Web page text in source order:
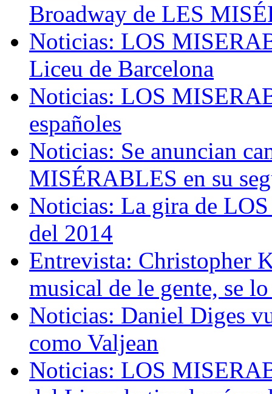
Broadway de LES
Noticias: LOS
Liceu de Barcelona
Noticias: LOS
españoles
Noticias: Se anuncian
MISÉRABLES en su
Noticias: La gira de
del 2014
Entrevista: Christopher
musical de le gente, se
Noticias: Daniel Diges
como Valjean
Noticias: LOS